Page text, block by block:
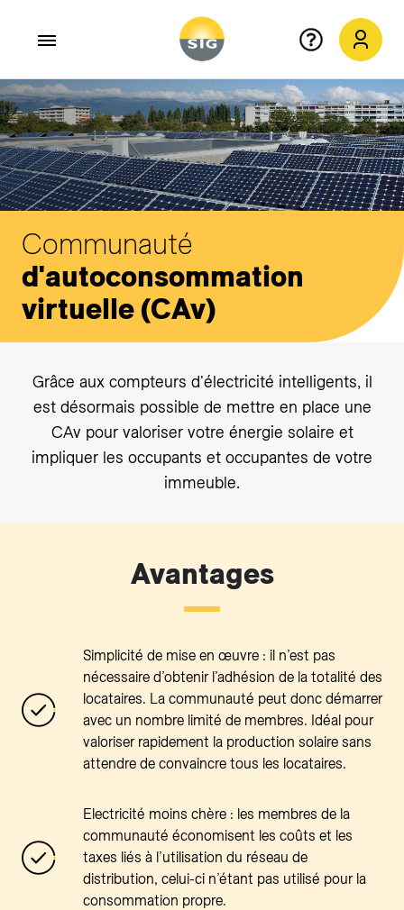
Aller au contenu principal
Communauté
d'autoconsommation
virtuelle (CAv)
Grâce aux compteurs d'électricité intelligents, il
est désormais possible de mettre en place une
CAv pour valoriser votre énergie solaire et
impliquer les occupants et occupantes de votre
immeuble.
Avantages
Simplicité de mise en œuvre : il n’est pas
nécessaire d’obtenir l’adhésion de la totalité des
locataires. La communauté peut donc démarrer
avec un nombre limité de membres. Idéal pour
valoriser rapidement la production solaire sans
attendre de convaincre tous les locataires.
Electricité moins chère : les membres de la
communauté économisent les coûts et les
taxes liés à l’utilisation du réseau de
distribution, celui-ci n’étant pas utilisé pour la
consommation propre.